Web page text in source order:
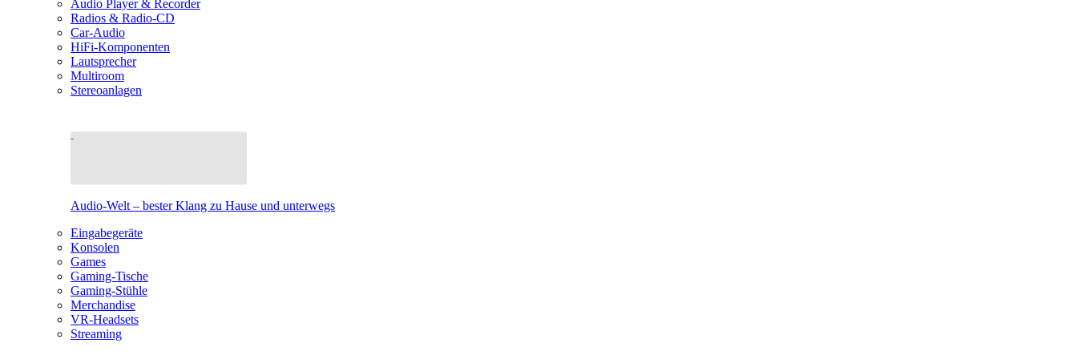
Audio Player & Recorder
Radios & Radio-CD
Car-Audio
HiFi-Komponenten
Lautsprecher
Multiroom
Stereoanlagen
Audio-Welt – bester Klang zu Hause und unterwegs
Eingabegeräte
Konsolen
Games
Gaming-Tische
Gaming-Stühle
Merchandise
VR-Headsets
Streaming